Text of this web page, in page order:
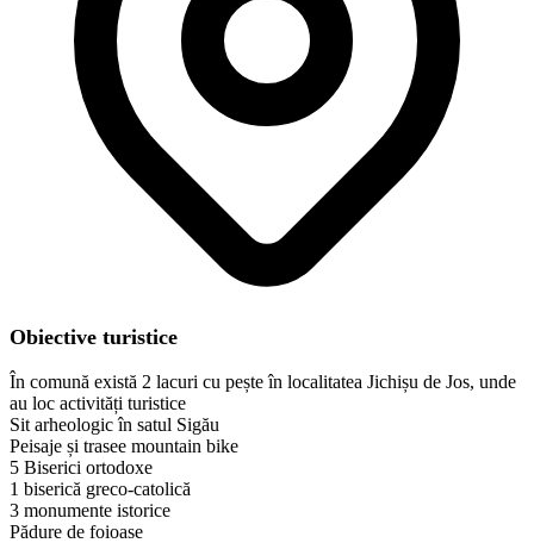
Obiective turistice
În comună există 2 lacuri cu pește în localitatea Jichișu de Jos, unde
au loc activități turistice
Sit arheologic în satul Sigău
Peisaje și trasee mountain bike
5 Biserici ortodoxe
1 biserică greco-catolică
3 monumente istorice
Pădure de foioase